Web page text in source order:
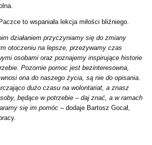
to wspaniała lekcja miłości bliźniego.
działaniem przyczyniamy się do zmiany
otoczeniu na lepsze, przeżywamy czas
osobami oraz poznajemy inspirujące historie
Pozornie pomoc jest bezinteresowna,
ona do naszego życia, są nie do opisania.
dużo czasu na wolontariat, a znasz
będące w potrzebie – daj znać, a w ramach
się im pomóc – dodaje Bartosz Gocał,